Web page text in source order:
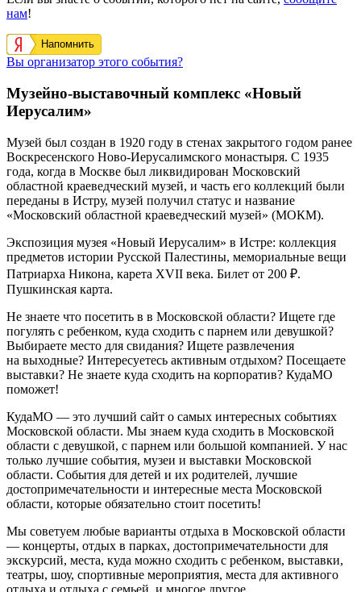
нам!
Напомнить
Вы организатор этого события?
Музейно-выставочный комплекс «Новый
Иерусалим»
Музей был создан в 1920 году в стенах закрытого годом ранее
Воскресенского Ново-Иерусалимского монастыря. С 1935
года, когда в Москве был ликвидирован Московский
областной краеведческий музей, и часть его коллекций были
переданы в Истру, музей получил статус и название
«Московский областной краеведческий музей» (МОКМ).
Экспозиция музея «Новый Иерусалим» в Истре: коллекция
предметов истории Русской Палестины, мемориальные вещи
Патриарха Никона, карета XVII века. Билет от 200 ₽.
Пушкинская карта.
Не знаете что посетить в в Московской области? Ищете где
погулять с ребенком, куда сходить с парнем или девушкой?
Выбираете место для свидания? Ищете развлечения
на выходные? Интересуетесь активным отдыхом? Посещаете
выставки? Не знаете куда сходить на корпоратив? КудаМО
поможет!
КудаМО — это лучший сайт о самых интересных событиях
Московской области. Мы знаем куда сходить в Московской
области с девушкой, с парнем или большой компанией. У нас
только лучшие события, музеи и выставки Московской
области. События для детей и их родителей, лучшие
достопримечательности и интересные места Московской
области, которые обязательно стоит посетить!
Мы советуем любые варианты отдыха в Московской области
— концерты, отдых в парках, достопримечательности для
экскурсий, места, куда можно сходить с ребенком, выставки,
театры, шоу, спортивные мероприятия, места для активного
отдыха и отдыха с семьей, и многое другое.